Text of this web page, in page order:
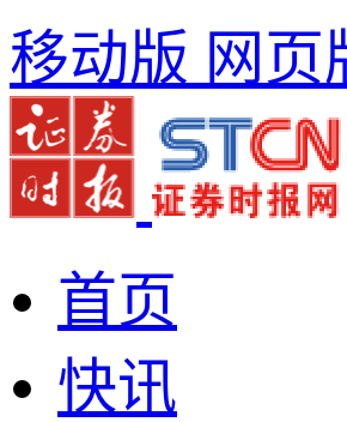
移动版 网页
首页
快讯